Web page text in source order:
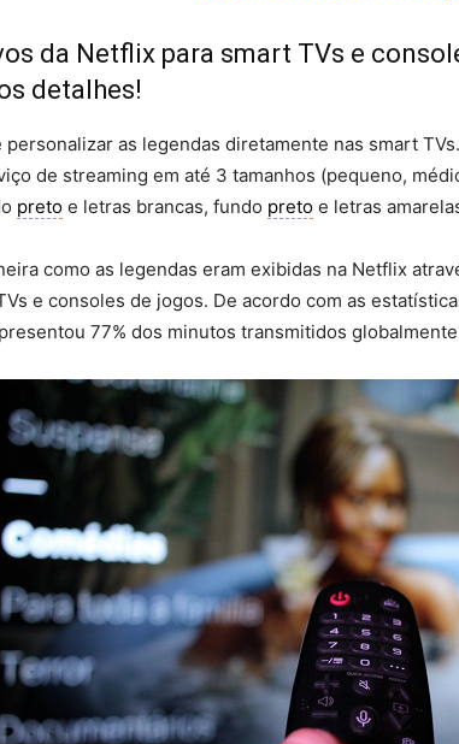
da Netflix para smart TVs e
detalhes!
as legendas diretamente nas smart
de streaming em até 3 tamanhos (pequeno,
preto e letras brancas, fundo preto e letras
como as legendas eram exibidas na Netflix
e consoles de jogos. De acordo com as
77% dos minutos transmitidos